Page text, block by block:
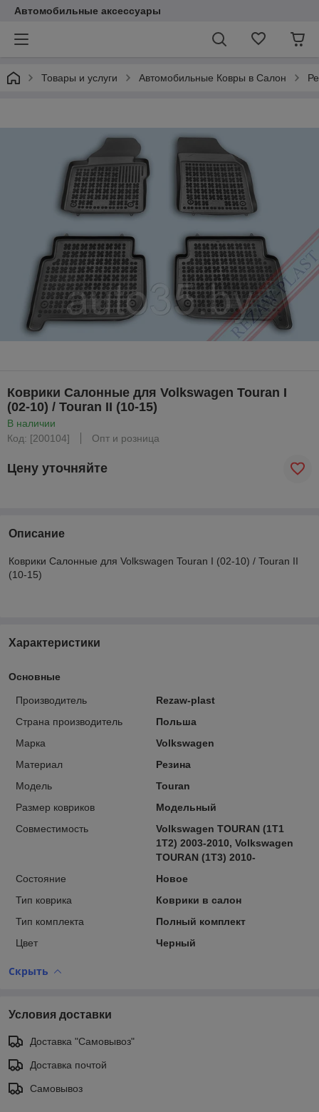
Автомобильные аксессуары
Товары и услуги Автомобильные Ковры в Салон
Коврики Салонные для Volkswagen Touran I
(02-10) / Touran II (10-15)
В наличии
Код: [200104]
Опт и розница
Цену уточняйте
Описание
Коврики Салонные для Volkswagen Touran I (02-10) / Touran II
(10-15)
Характеристики
Основные
Производитель
Rezaw-plast
Страна производитель
Польша
Марка
Volkswagen
Материал
Резина
Модель
Touran
Размер ковриков
Модельный
Совместимость
Volkswagen TOURAN (1T1
1T2) 2003-2010, Volkswagen
TOURAN (1T3) 2010-
Состояние
Новое
Тип коврика
Коврики в салон
Тип комплекта
Полный комплект
Цвет
Черный
Скрыть
Условия доставки
Доставка "Самовывоз"
Доставка почтой
Самовывоз